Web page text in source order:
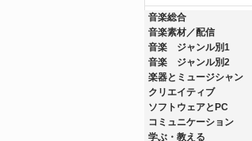
音楽総合
音楽素材／配信
音楽 ジャンル別1
音楽 ジャンル別2
楽器とミュージシャン
クリエイティブ
ソフトウェアとPC
コミュニケーション
学ぶ・教える